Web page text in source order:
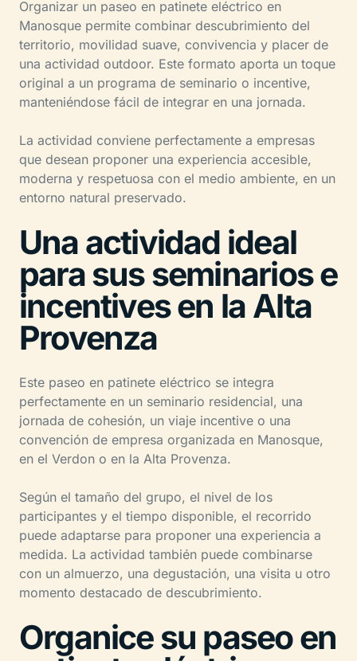
Organizar un paseo en patinete eléctrico en
Manosque permite combinar descubrimiento del
territorio, movilidad suave, convivencia y placer de
una actividad outdoor. Este formato aporta un toque
original a un programa de seminario o incentive,
manteniéndose fácil de integrar en una jornada.
La actividad conviene perfectamente a empresas
que desean proponer una experiencia accesible,
moderna y respetuosa con el medio ambiente, en un
entorno natural preservado.
Una actividad ideal
para sus seminarios e
incentives en la Alta
Provenza
Este paseo en patinete eléctrico se integra
perfectamente en un seminario residencial, una
jornada de cohesión, un viaje incentive o una
convención de empresa organizada en Manosque,
en el Verdon o en la Alta Provenza.
Según el tamaño del grupo, el nivel de los
participantes y el tiempo disponible, el recorrido
puede adaptarse para proponer una experiencia a
medida. La actividad también puede combinarse
con un almuerzo, una degustación, una visita u otro
momento destacado de descubrimiento.
Organice su paseo en